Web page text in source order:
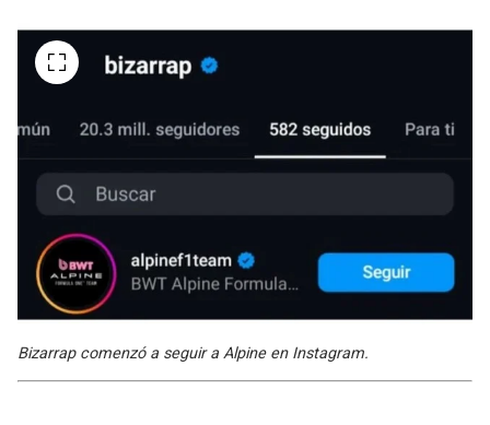
Bizarrap comenzó a seguir a Alpine en Instagram.